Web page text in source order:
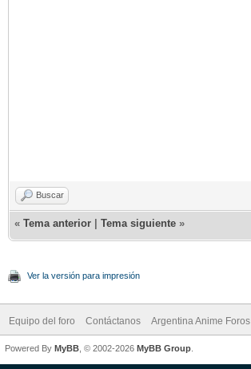
Buscar
« Tema anterior Tema siguiente »
Ver la versión para impresión
Equipo del foro Contáctanos Argentina Anime Foros
Powered By MyBB , © 2002-2026 MyBB Group